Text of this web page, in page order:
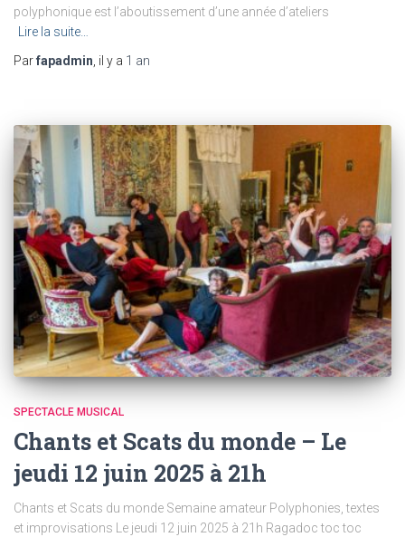
polyphonique est l’aboutissement d’une année d’ateliers
Lire la suite…
Parfapadmin , il y a 1 an
SPECTACLE MUSICAL
Chants et Scats du monde – Le
jeudi 12 juin 2025 à 21h
Chants et Scats du monde Semaine amateur Polyphonies, textes
et improvisations Le jeudi 12 juin 2025 à 21h Ragadoc toc toc